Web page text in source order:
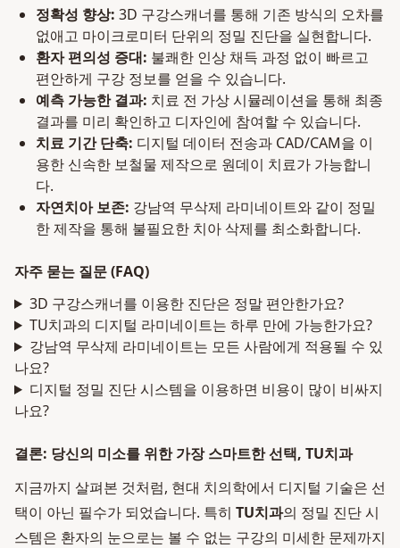
정확성 향상: 3D 구강스캐너를 통해 기존 방식의 오차를
없애고 마이크로미터 단위의 정밀 진단을 실현합니다.
환자 편의성 증대: 불쾌한 인상 채득 과정 없이 빠르고
편안하게 구강 정보를 얻을 수 있습니다.
예측 가능한 결과: 치료 전 가상 시뮬레이션을 통해 최종
결과를 미리 확인하고 디자인에 참여할 수 있습니다.
치료 기간 단축: 디지털 데이터 전송과 CAD/CAM을 이
용한 신속한 보철물 제작으로 원데이 치료가 가능합니
다.
자연치아 보존: 강남역 무삭제 라미네이트와 같이 정밀
한 제작을 통해 불필요한 치아 삭제를 최소화합니다.
자주 묻는 질문 (FAQ)
3D 구강스캐너를 이용한 진단은 정말 편안한가요?
TU치과의 디지털 라미네이트는 하루 만에 가능한가요?
강남역 무삭제 라미네이트는 모든 사람에게 적용될 수 있
나요?
디지털 정밀 진단 시스템을 이용하면 비용이 많이 비싸지
나요?
결론: 당신의 미소를 위한 가장 스마트한 선택, TU치과
지금까지 살펴본 것처럼, 현대 치의학에서 디지털 기술은 선
택이 아닌 필수가 되었습니다. 특히 TU치과의 정밀 진단 시
스템은 환자의 눈으로는 볼 수 없는 구강의 미세한 문제까지